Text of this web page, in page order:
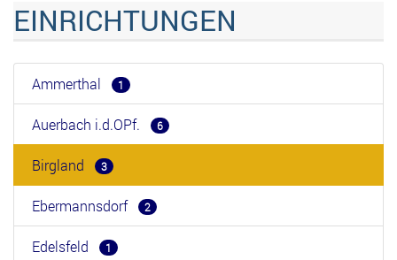
EINRICHTUNGEN
Ammerthal 1
Auerbach i.d.OPf. 6
Birgland 3
Ebermannsdorf 2
Edelsfeld 1